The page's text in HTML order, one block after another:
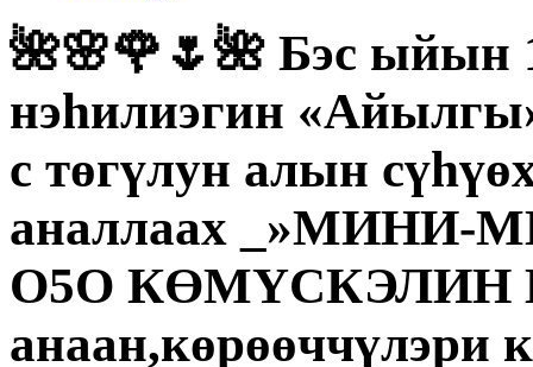
🌺🌸🌹🌷🌺 Бэс ыйын
нэһилиэгин
с төгүлун алын
аналлаах _»МИНИ-
О5О КӨМҮСКЭЛИН
анаан,көрөөччүлэри